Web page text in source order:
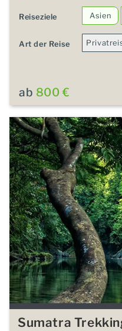
Reiseziele Asien
Art der Reise
ab 800 €
Sumatra